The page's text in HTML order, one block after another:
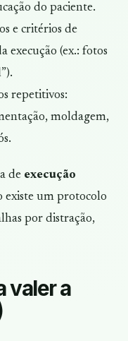
do paciente.
e critérios de
execução (ex.: fotos
repetitivos:
moldagem,
de execução
existe um protocolo
por distração,
valer a